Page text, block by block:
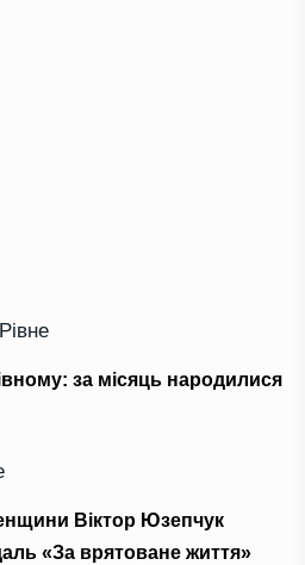
за місяць народилися
Віктор Юзепчук
«За врятоване життя»